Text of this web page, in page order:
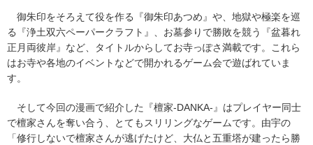
御朱印をそろえて役を作る『御朱印あつめ』や、地獄や極楽を巡
る『浄土双六ペーパークラフト』、お墓参りで勝敗を競う『盆暮れ
正月両彼岸』など、タイトルからしてお寺っぽさ満載です。これら
はお寺や各地のイベントなどで開かれるゲーム会で遊ばれていま
す。
そして今回の漫画で紹介した『檀家-DANKA-』はプレイヤー同士
で檀家さんを奪い合う、とてもスリリングなゲームです。由宇の
「修行しないで檀家さんが逃げたけど、大仏と五重塔が建ったら勝